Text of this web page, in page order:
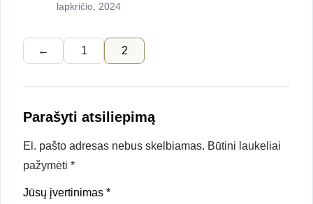
lapkričio, 2024
← 1 2
Parašyti atsiliepimą
El. pašto adresas nebus skelbiamas. Būtini laukeliai
pažymėti *
Jūsų įvertinimas *